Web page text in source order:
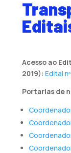
Acesso ao
2019): Edital
Portarias de